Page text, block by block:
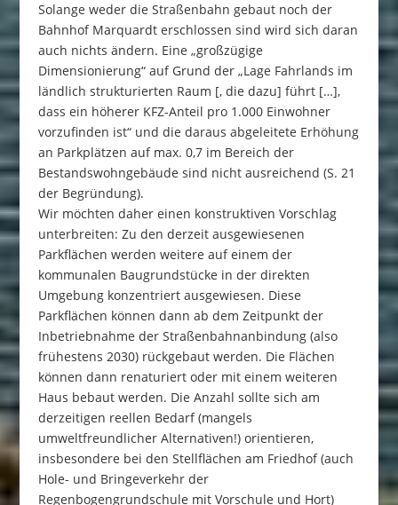
Solange weder die Straßenbahn gebaut noch der
Bahnhof Marquardt erschlossen sind wird sich daran
auch nichts ändern. Eine „großzügige
Dimensionierung“ auf Grund der „Lage Fahrlands im
ländlich strukturierten Raum [, die dazu] führt […],
dass ein höherer KFZ-Anteil pro 1.000 Einwohner
vorzufinden ist“ und die daraus abgeleitete Erhöhung
an Parkplätzen auf max. 0,7 im Bereich der
Bestandswohngebäude sind nicht ausreichend (S. 21
der Begründung).
Wir möchten daher einen konstruktiven Vorschlag
unterbreiten: Zu den derzeit ausgewiesenen
Parkflächen werden weitere auf einem der
kommunalen Baugrundstücke in der direkten
Umgebung konzentriert ausgewiesen. Diese
Parkflächen können dann ab dem Zeitpunkt der
Inbetriebnahme der Straßenbahnanbindung (also
frühestens 2030) rückgebaut werden. Die Flächen
können dann renaturiert oder mit einem weiteren
Haus bebaut werden. Die Anzahl sollte sich am
derzeitigen reellen Bedarf (mangels
umweltfreundlicher Alternativen!) orientieren,
insbesondere bei den Stellflächen am Friedhof (auch
Hole- und Bringeverkehr der
Regenbogengrundschule mit Vorschule und Hort)